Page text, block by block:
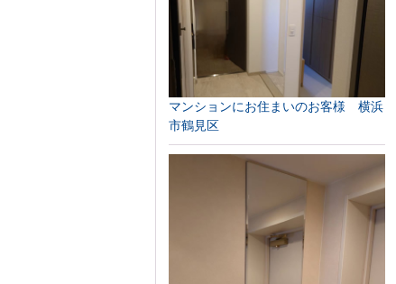
マンションにお住まいのお客様 横浜
市鶴見区